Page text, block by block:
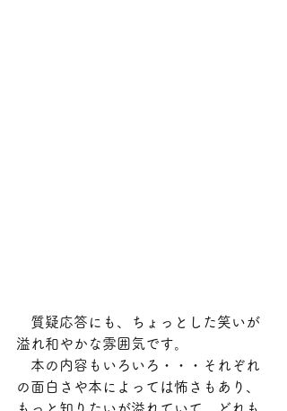
質疑応答にも、ちょっとした笑いが
溢れ和やかな雰囲気です。
本の内容もいろいろ・・・それぞれ
の面白さや本によっては怖さもあり、